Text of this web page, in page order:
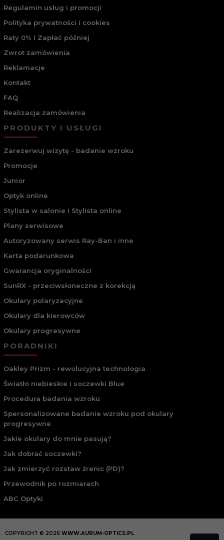
Regulamin usług i promocji
Polityka prywatności i cookies
Raty 0% I Zapłać później
Zwrot zamówienia
Reklamacje
Kontakt
FAQ
Realizacja zamówienia
PRODUKTY I USŁUGI
Zarezerwuj wizytę - badanie wzroku
Promocje
Junior
Optyk online
Stylista w salonie I Stylista online
Plany serwisowe
Autoryzowany serwis Ray-Ban i inne
Karta podarunkowa
Gwarancja oryginalności
SunRX - przeciwsłoneczne z korekcją
Okulary polaryzacyjne
Okulary dla kierowców
Okulary progresywne
PORADNIKI
Oakley Prizm - rewolucyjna technologia
Światło niebieskie i soczewki Blue
Procedura badania wzroku
Spersonalizowane badanie wzroku pod okulary
progresywne
Jakie okulary do mnie pasują?
Jak dobrać soczewki?
Jak zmierzyć rozstaw źrenic (PD)?
Przewodnik po rozmiarach
ABC Optyki
COPYRIGHT © 2026 WWW.AURUM-OPTICS.PL